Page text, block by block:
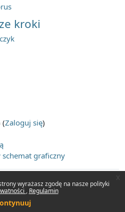
wyrażasz zgodę na nasze polityki
Regulamin
kroki
(Zaloguj się)
schemat graficzny